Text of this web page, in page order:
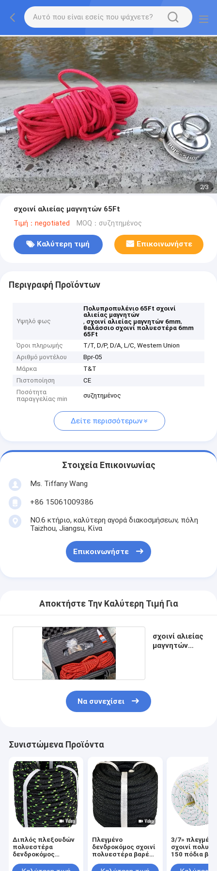
2/3
σχοινί αλιείας μαγνητών 65Ft
Τιμή：negotiated MOQ：συζητημένος
Καλύτερη τιμή Επικοινωνήστε
Περιγραφή Προϊόντων
Υψηλό φως
Πολυπροπυλένιο 65Ft σχοινί
αλιείας μαγνητών
, σχοινί αλιείας μαγνητών 6mm,
θαλάσσιο σχοινί πολυεστέρα 6mm
65Ft
Όροι πληρωμής
T/T, D/P, D/A, L/C, Western Union
Αριθμό μοντέλου
Bpr-05
Μάρκα
T&T
Πιστοποίηση
CE
Ποσότητα
παραγγελίας min
συζητημένος
Δείτε περισσότερων
Στοιχεία Επικοινωνίας
Ms. Tiffany Wang
+86 15061009386
NO.6 κτήριο, καλύτερη αγορά διακοσμήσεων, πόλη
Taizhou, Jiangsu, Κίνα
Επικοινωνήστε
Αποκτήστε Την Καλύτερη Τιμή Για
σχοινί αλιείας
μαγνητών
Να συνεχίσει
Συνιστώμενα Προϊόντα
Διπλός πλεξουδών
πολυεστέρα
δενδροκόμος
νάυλον τραβώντας
Πλεγμένο
δενδροκόμος σχοινί
πολυεστέρα βαρέων
τεντωμάτων 1/2
3/7» πλεγμένο
σχοινί
150 πόδια
σχοινιών για